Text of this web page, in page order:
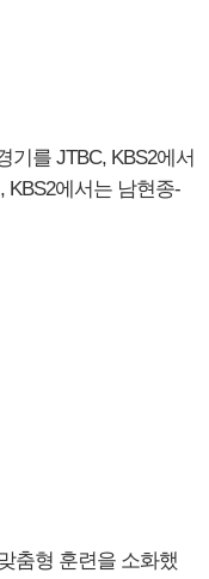
기를 JTBC, KBS2에서
KBS2에서는 남현종-
춤형 훈련을 소화했